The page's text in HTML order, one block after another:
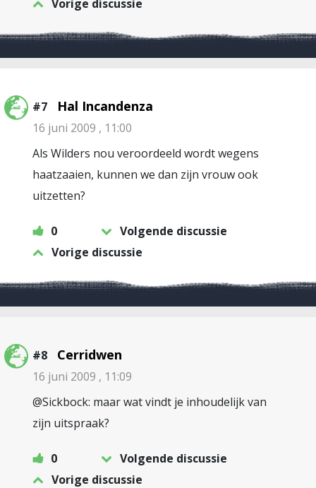
Vorige discussie
#7 Hal Incandenza
16 juni 2009 , 11:00
Als Wilders nou veroordeeld wordt wegens
haatzaaien, kunnen we dan zijn vrouw ook
uitzetten?
0
Volgende discussie
Vorige discussie
#8 Cerridwen
16 juni 2009 , 11:09
@Sickbock: maar wat vindt je inhoudelijk van
zijn uitspraak?
0
Volgende discussie
Vorige discussie